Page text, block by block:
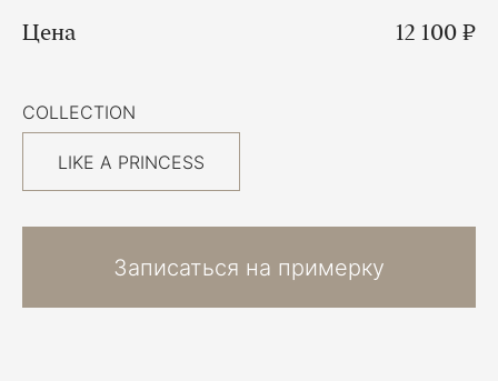
Цена 12 100 ₽
COLLECTION
LIKE A PRINCESS
Записаться на примерку